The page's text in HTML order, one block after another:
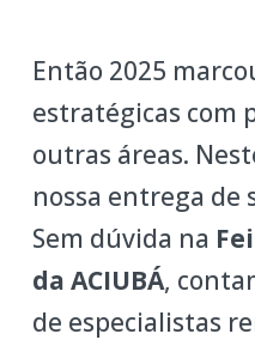
Então 2025
estratégicas com
outras áreas.
nossa entrega de
Sem dúvida na
da ACIUBÁ,
de especialistas